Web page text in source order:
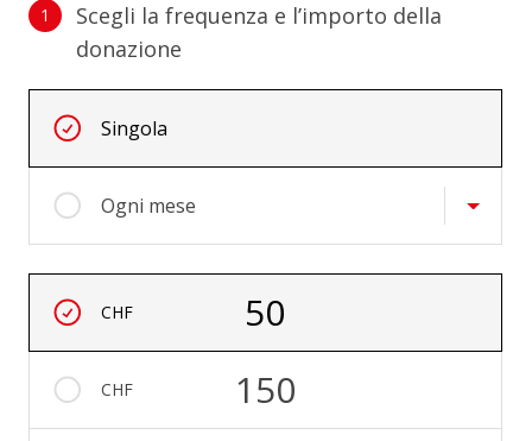
1
Scegli la frequenza e l’importo della
donazione
Singola
Ogni mese
CHF 50
CHF 150